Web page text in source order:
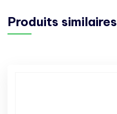
Produits similaires